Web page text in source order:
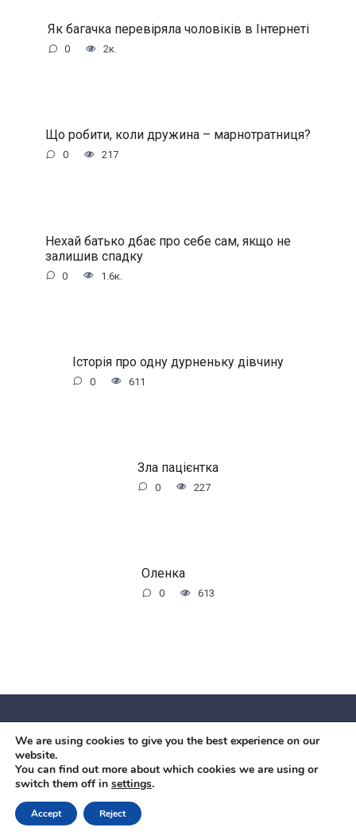
Як багачка перевіряла чоловіків в Інтернеті
0 2к.
Що робити, коли дружина – марнотратниця?
0 217
Нехай батько дбає про себе сам, якщо не
залишив спадку
0 1.6к.
Історія про одну дурненьку дівчину
0 611
Зла пацієнтка
0 227
Оленка
0 613
© 2026 Червоний камiнь
Mobil OK Zoia Kupriianova Woronicza 80/82, Warszawa, 02-
640 +48791615995office@mobilok.eu
We are using cookies to give you the best experience on our
website.
You can find out more about which cookies we are using or
switch them off in settings.
Accept Reject